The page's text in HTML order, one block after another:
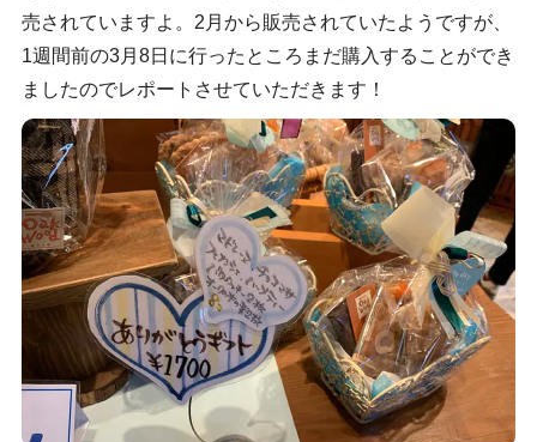
売されていますよ。2月から販売されていたようですが、
1週間前の3月8日に行ったところまだ購入することができ
ましたのでレポートさせていただきます！